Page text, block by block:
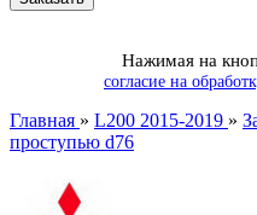
Нажимая на
согласие на
Главная » L200 2015-2019 »
проступью d76